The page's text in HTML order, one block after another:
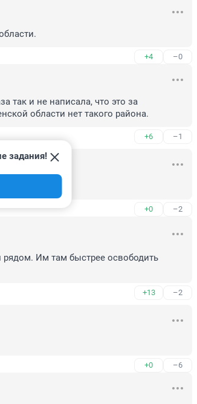
+4 –0
так и не написала, что это за
области нет такого района.
+6 –1
+0 –2
задания!
рядом. Им там быстрее освободить
+13 –2
+0 –6